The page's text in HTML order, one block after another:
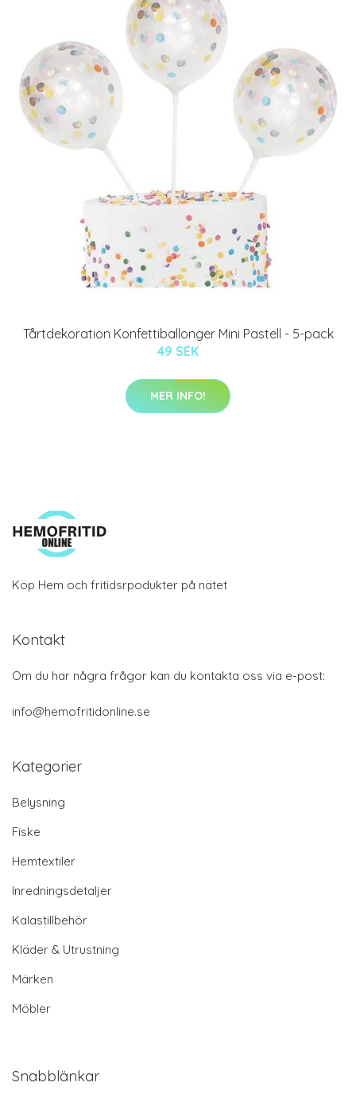
Tårtdekoration Konfettiballonger Mini Pastell - 5-pack
49 SEK
MER INFO!
Köp Hem och fritidsrpodukter på nätet
Kontakt
Om du har några frågor kan du kontakta oss via e-post:
info@hemofritidonline.se
Kategorier
Belysning
Fiske
Hemtextiler
Inredningsdetaljer
Kalastillbehör
Kläder & Utrustning
Märken
Möbler
Snabblänkar